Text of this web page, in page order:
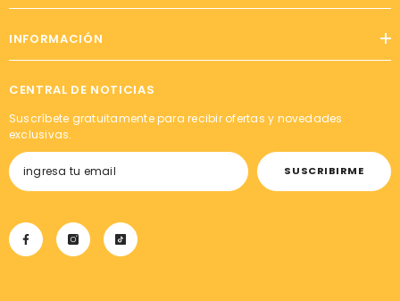
INFORMACIÓN
CENTRAL DE NOTICIAS
Suscríbete gratuitamente para recibir ofertas y novedades
exclusivas.
SUSCRIBIRME